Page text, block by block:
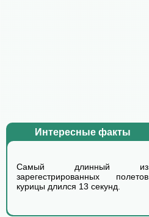
Интересные факты
Самый длинный из
зарегестрированных полетов
курицы длился 13 cекунд.